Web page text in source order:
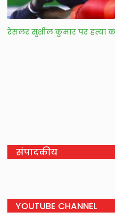
रेसलर सुशील कुमार पर हत्या
संपादकीय
YOUTUBE CHANNEL